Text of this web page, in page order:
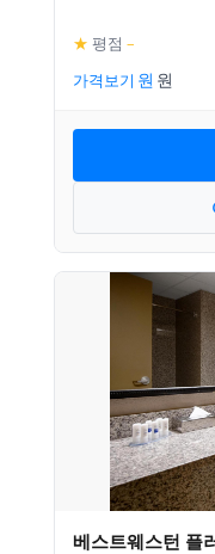
★ 평점 –
가격보기
베스트웨스턴 플